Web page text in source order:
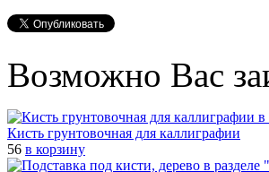
Возможно Вас
Кисть грунтовочная для каллиграфии
56 в корзину